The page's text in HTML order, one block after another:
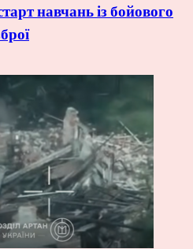
навчань із бойового